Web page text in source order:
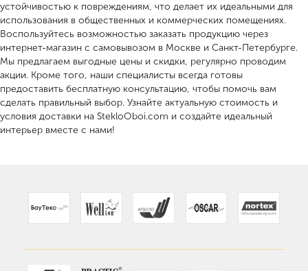
устойчивостью к повреждениям, что делает их идеальными для
использования в общественных и коммерческих помещениях.
Воспользуйтесь возможностью заказать продукцию через
интернет-магазин с самовывозом в Москве и Санкт-Петербурге.
Мы предлагаем выгодные цены и скидки, регулярно проводим
акции. Кроме того, наши специалисты всегда готовы
предоставить бесплатную консультацию, чтобы помочь вам
сделать правильный выбор. Узнайте актуальную стоимость и
условия доставки на StekloOboi.com и создайте идеальный
интерьер вместе с нами!